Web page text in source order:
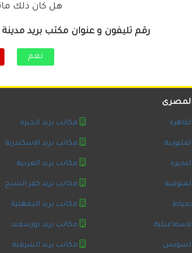
هل كان ذلك
رقم تليفون و عنوان مكتب بريد مدينة
نعم
المصرى
مكاتب بريد الجيزة
مكاتب بريد الاسكندرية
مكاتب بريد الغربية
مكاتب بريد كفر الشيخ
مكاتب بريد الدقهلية
مكاتب بريد بورسعيد
السويس مكاتب بريد الشرقية